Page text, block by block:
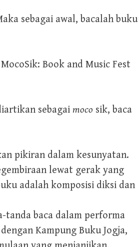
sebagai awal, bacalah buku
Book and Music Fest
sebagai moco sik, baca
pikiran dalam kesunyatan.
lewat gerak yang
adalah komposisi diksi dan
tanda baca dalam performa
Kampung Buku Jogja,